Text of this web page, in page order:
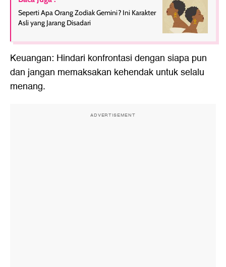
Seperti Apa Orang Zodiak Gemini? Ini Karakter
Asli yang Jarang Disadari
Keuangan: Hindari konfrontasi dengan siapa pun
dan jangan memaksakan kehendak untuk selalu
menang.
ADVERTISEMENT